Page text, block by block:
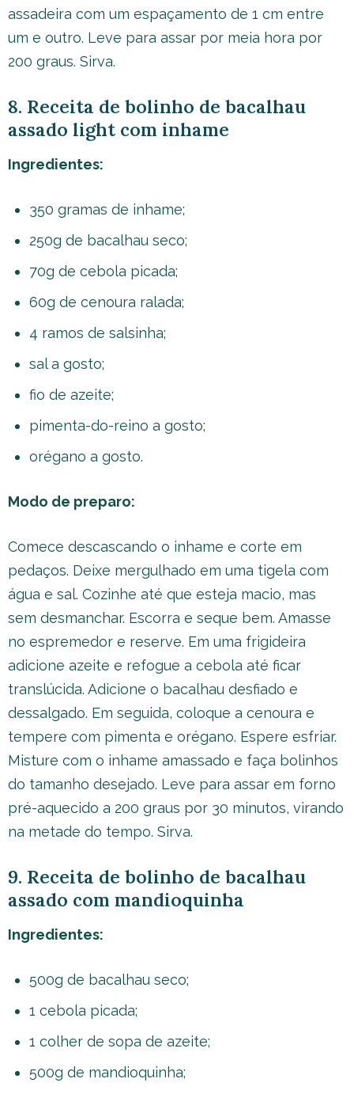
assadeira com um espaçamento de 1 cm entre
um e outro. Leve para assar por meia hora por
200 graus. Sirva.
8. Receita de bolinho de bacalhau
assado light com inhame
Ingredientes:
350 gramas de inhame;
250g de bacalhau seco;
70g de cebola picada;
60g de cenoura ralada;
4 ramos de salsinha;
sal a gosto;
fio de azeite;
pimenta-do-reino a gosto;
orégano a gosto.
Modo de preparo:
Comece descascando o inhame e corte em
pedaços. Deixe mergulhado em uma tigela com
água e sal. Cozinhe até que esteja macio, mas
sem desmanchar. Escorra e seque bem. Amasse
no espremedor e reserve. Em uma frigideira
adicione azeite e refogue a cebola até ficar
translúcida. Adicione o bacalhau desfiado e
dessalgado. Em seguida, coloque a cenoura e
tempere com pimenta e orégano. Espere esfriar.
Misture com o inhame amassado e faça bolinhos
do tamanho desejado. Leve para assar em forno
pré-aquecido a 200 graus por 30 minutos, virando
na metade do tempo. Sirva.
9. Receita de bolinho de bacalhau
assado com mandioquinha
Ingredientes:
500g de bacalhau seco;
1 cebola picada;
1 colher de sopa de azeite;
500g de mandioquinha;